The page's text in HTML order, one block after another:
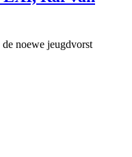
noewe jeugdvorst